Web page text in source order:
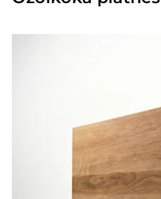
Blogs
Kontaktinformācija